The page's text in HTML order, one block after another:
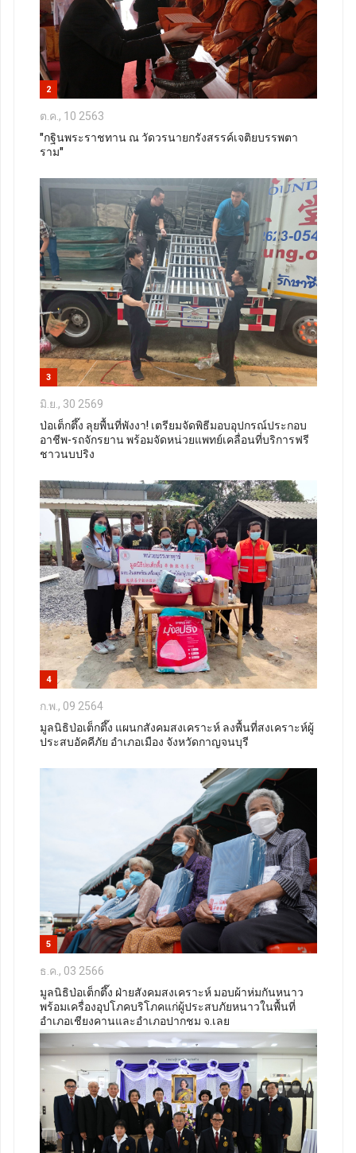
2
ต.ค., 10 2563
"กฐินพระราชทาน ณ วัดวรนายกรังสรรค์เจติยบรรพตา
ราม"
3
มิ.ย., 30 2569
ป่อเต็กตึ๊ง ลุยพื้นที่พังงา! เตรียมจัดพิธีมอบอุปกรณ์ประกอบ
อาชีพ-รถจักรยาน พร้อมจัดหน่วยแพทย์เคลื่อนที่บริการฟรี
ชาวนบปริง
4
ก.พ., 09 2564
มูลนิธิป่อเต็กตึ๊ง แผนกสังคมสงเคราะห์ ลงพื้นที่สงเคราะห์ผู้
ประสบอัคคีภัย อำเภอเมือง จังหวัดกาญจนบุรี
5
ธ.ค., 03 2566
มูลนิธิป่อเต็กตึ๊ง ฝ่ายสังคมสงเคราะห์ มอบผ้าห่มกันหนาว
พร้อมเครื่องอุปโภคบริโภคแก่ผู้ประสบภัยหนาวในพื้นที่
อำเภอเชียงคานและอำเภอปากชม จ.เลย